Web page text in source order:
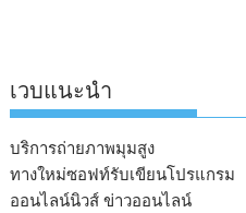
เวบแนะนำ
บริการถ่ายภาพมุมสูง
ทางใหม่ซอฟท์รับเขียนโปรแกรม
ออนไลน์นิวส์ ข่าวออนไลน์